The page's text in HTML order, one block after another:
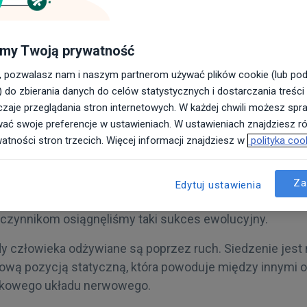
jak prawidłowa pozycja siedząca. Każda jest mniej
maszyna zaprojektowana do tego, aby się
konsekwencjom siedzącego trybu życia!
rodzaju grafiki wraz z ukazanymi kątami w
siedzieć. Nie ma czegoś takiego jak dobra
zła. Nasze ciało to doskonała maszyna
wyposażenie zostaliśmy w super wydajny
osiągnęliśmy taki sukces ewolucyjny.
człowieka odżywiane są poprzez ruch. Siedzenie jest
pozycją statyczną, która powoduje między innymi
układu nerwowego.
Twoją prywatność
pozwalasz nam i naszym partnerom używać plików cookie (lub
do zbierania danych do celów statystycznych i dostarczania treści
przeglądania stron internetowych. W każdej chwili możesz
swoje preferencje w ustawieniach. W ustawieniach znajdziesz
stron trzecich. Więcej informacji znajdziesz w polityka
Edytuj ustawienia